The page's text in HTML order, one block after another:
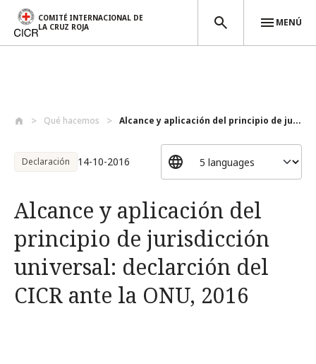
COMITÉ INTERNACIONAL DE
LA CRUZ ROJA
MENÚ
Qué hacemos Alcance y aplicación del principio de ju...
Declaración 14-10-2016
Alcance y aplicación del
principio de jurisdicción
universal: declarción del
CICR ante la ONU, 2016